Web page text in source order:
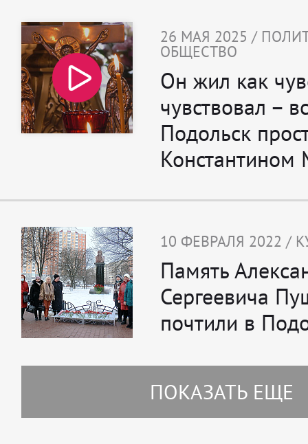
26 МАЯ 2025 /
ОБЩЕСТВО
Он жил как
чувствовал –
Подольск
10 ФЕВРАЛЯ 2022 /
Память
Сергеевича
почтили в
ПОКАЗАТЬ ЕЩЕ